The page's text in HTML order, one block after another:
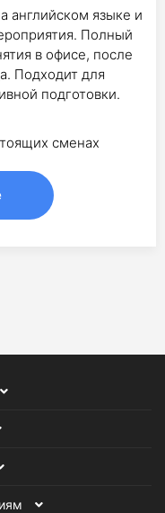
английском языке и
Полный
в офисе, после
Подходит для
подготовки.
сменах